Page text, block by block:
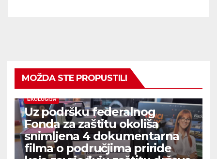
MOŽDA STE PROPUSTILI
EKOLOGIJA
Uz podršku federalnog
Fonda za zaštitu okoliša
snimljena 4 dokumentarna
filma o područjima priride